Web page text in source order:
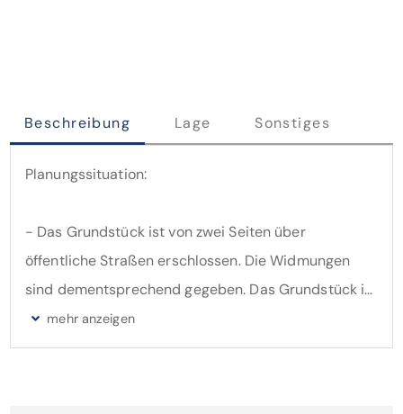
Beschreibung Lage Sonstiges
Planungssituation:
- Das Grundstück ist von zwei Seiten über
öffentliche Straßen erschlossen. Die Widmungen
sind dementsprechend gegeben. Das Grundstück ist
von zwei Seiten mit öffentlichem Kanalanschluss
erschlossen